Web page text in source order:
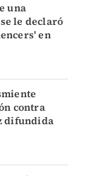
una
le declaró
en
contra
difundida